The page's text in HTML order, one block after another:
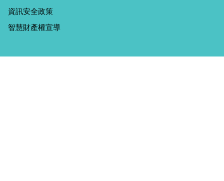
資訊安全政策
智慧財產權宣導